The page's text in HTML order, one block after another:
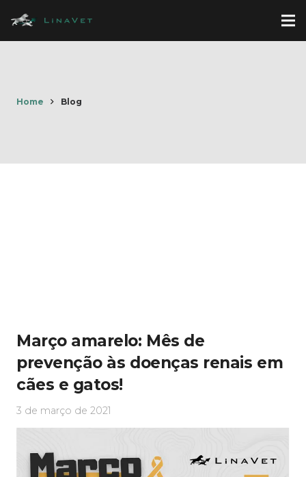
Home Blog
Março amarelo: Mês de
prevenção às doenças renais em
cães e gatos!
3 de março de 2021